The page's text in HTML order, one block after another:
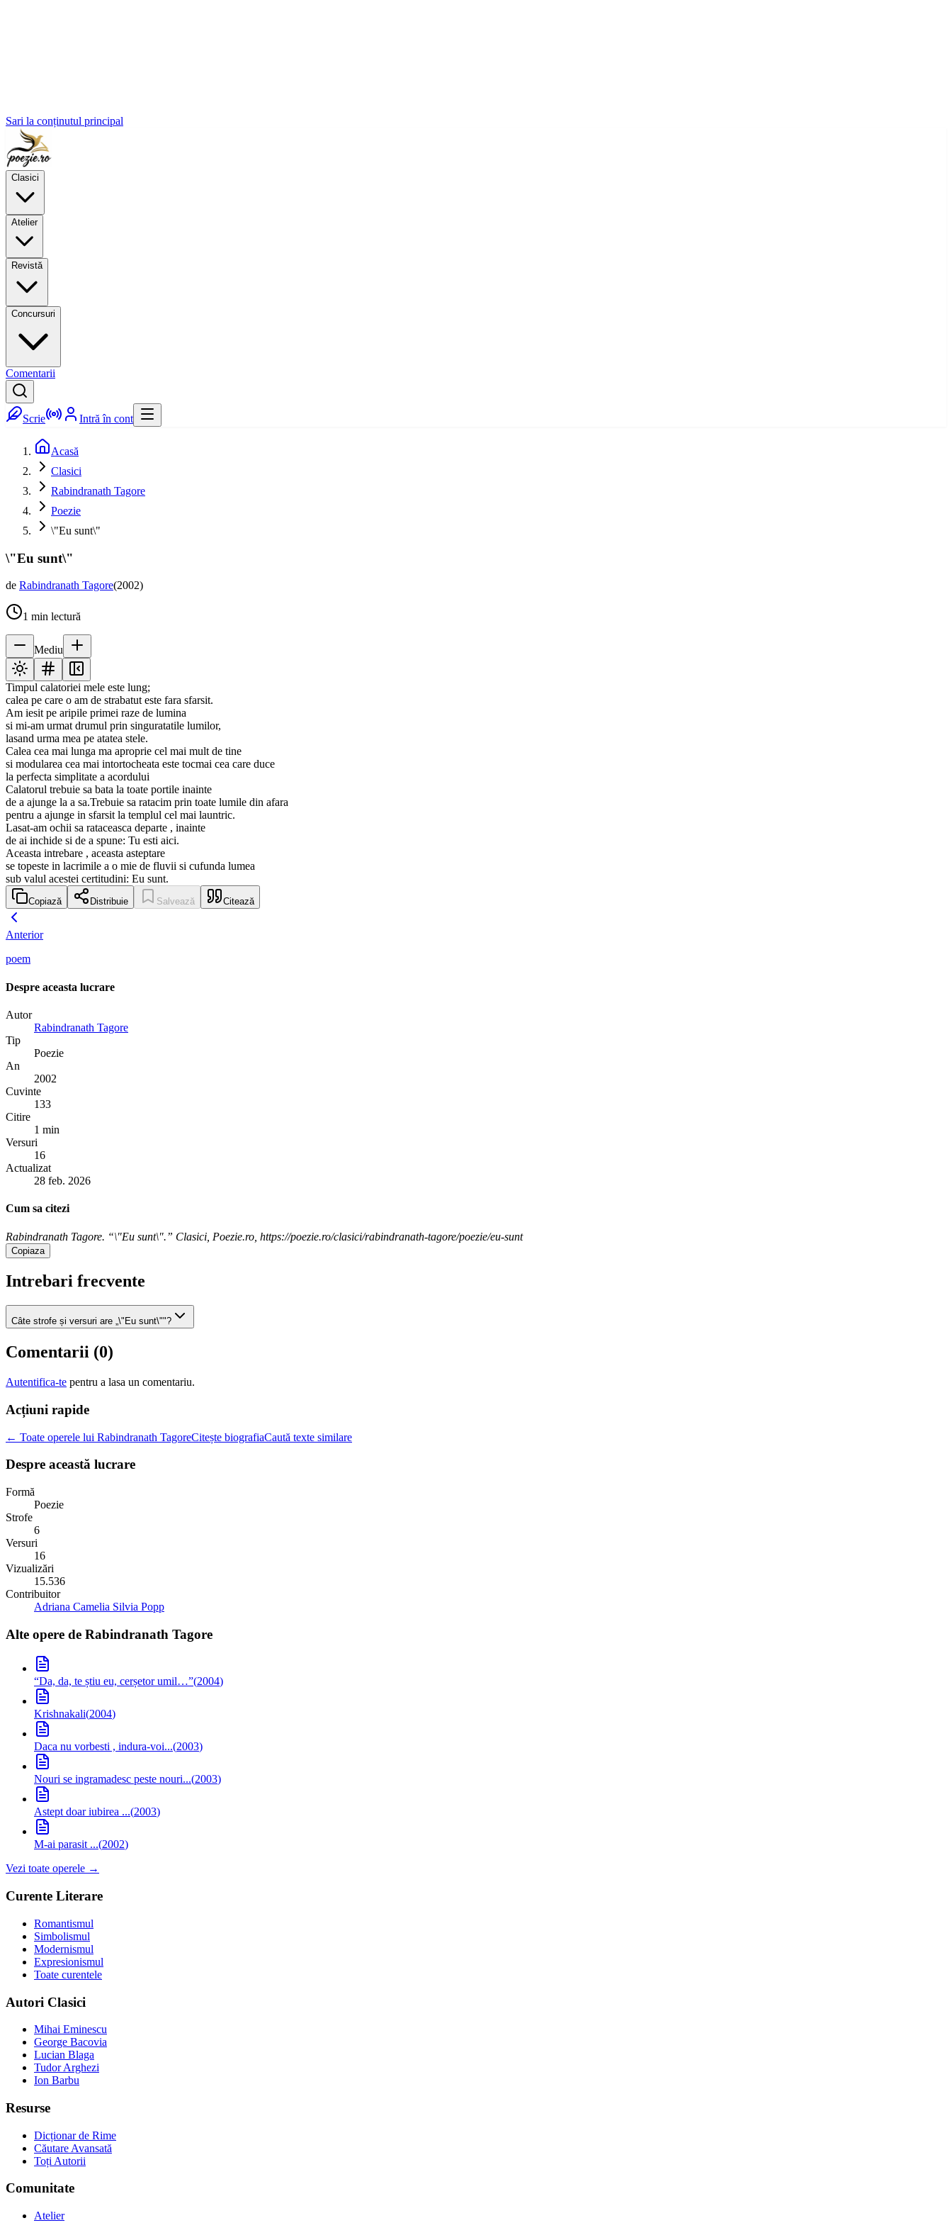
Sari la conținutul principal
Clasici
Atelier
Revistă
Concursuri
Comentarii
Scrie Intră în cont
Acasă
Clasici
Rabindranath Tagore
Poezie
\"Eu sunt\"
\"Eu sunt\"
de Rabindranath Tagore(2002)
1 min lectură
Mediu
Timpul calatoriei mele este lung;
calea pe care o am de strabatut este fara sfarsit.
Am iesit pe aripile primei raze de lumina
si mi-am urmat drumul prin singuratatile lumilor,
lasand urma mea pe atatea stele.
Calea cea mai lunga ma aproprie cel mai mult de tine
si modularea cea mai intortocheata este tocmai cea care duce
la perfecta simplitate a acordului
Calatorul trebuie sa bata la toate portile inainte
de a ajunge la a sa.Trebuie sa ratacim prin toate lumile din afara
pentru a ajunge in sfarsit la templul cel mai launtric.
Lasat-am ochii sa rataceasca departe , inainte
de ai inchide si de a spune: Tu esti aici.
Aceasta intrebare , aceasta asteptare
se topeste in lacrimile a o mie de fluvii si cufunda lumea
sub valul acestei certitudini: Eu sunt.
Copiază Distribuie Salvează Citează
Anterior
poem
Despre aceasta lucrare
Autor
Rabindranath Tagore
Tip
Poezie
An
2002
Cuvinte
133
Citire
1 min
Versuri
16
Actualizat
28 feb. 2026
Cum sa citezi
Rabindranath Tagore. “\"Eu sunt\".” Clasici, Poezie.ro, https://poezie.ro/clasici/rabindranath-tagore/poezie/eu-sunt
Copiaza
Intrebari frecvente
Câte strofe și versuri are „\"Eu sunt\""?
Comentarii (0)
Autentifica-te pentru a lasa un comentariu.
Acțiuni rapide
← Toate operele lui Rabindranath TagoreCitește biografiaCaută texte similare
Despre această lucrare
Formă
Poezie
Strofe
6
Versuri
16
Vizualizări
15.536
Contribuitor
Adriana Camelia Silvia Popp
Alte opere de Rabindranath Tagore
“Da, da, te știu eu, cerșetor umil…”(2004)
Krishnakali(2004)
Daca nu vorbesti , indura-voi...(2003)
Nouri se ingramadesc peste nouri...(2003)
Astept doar iubirea ...(2003)
M-ai parasit ...(2002)
Vezi toate operele →
Curente Literare
Romantismul
Simbolismul
Modernismul
Expresionismul
Toate curentele
Autori Clasici
Mihai Eminescu
George Bacovia
Lucian Blaga
Tudor Arghezi
Ion Barbu
Resurse
Dicționar de Rime
Căutare Avansată
Toți Autorii
Comunitate
Atelier